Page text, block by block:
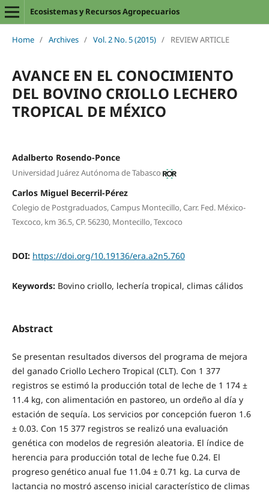
Ecosistemas y Recursos Agropecuarios
Home / Archives / Vol. 2 No. 5 (2015) / REVIEW ARTICLE
AVANCE EN EL CONOCIMIENTO
DEL BOVINO CRIOLLO LECHERO
TROPICAL DE MÉXICO
Adalberto Rosendo-Ponce
Universidad Juárez Autónoma de Tabasco
Carlos Miguel Becerril-Pérez
Colegio de Postgraduados, Campus Montecillo, Carr. Fed. México-
Texcoco, km 36.5, CP. 56230, Montecillo, Texcoco
DOI: https://doi.org/10.19136/era.a2n5.760
Keywords: Bovino criollo, lechería tropical, climas cálidos
Abstract
Se presentan resultados diversos del programa de mejora
del ganado Criollo Lechero Tropical (CLT). Con 1 377
registros se estimó la producción total de leche de 1 174 ±
11.4 kg, con alimentación en pastoreo, un ordeño al día y
estación de sequía. Los servicios por concepción fueron 1.6
± 0.03. Con 15 377 registros se realizó una evaluación
genética con modelos de regresión aleatoria. El índice de
herencia para producción total de leche fue 0.24. El
progreso genético anual fue 11.04 ± 0.71 kg. La curva de
lactancia no mostró ascenso inicial característico de climas